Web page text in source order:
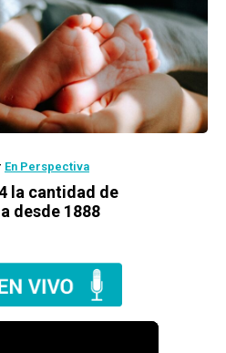
En Perspectiva
la cantidad de
desde 1888